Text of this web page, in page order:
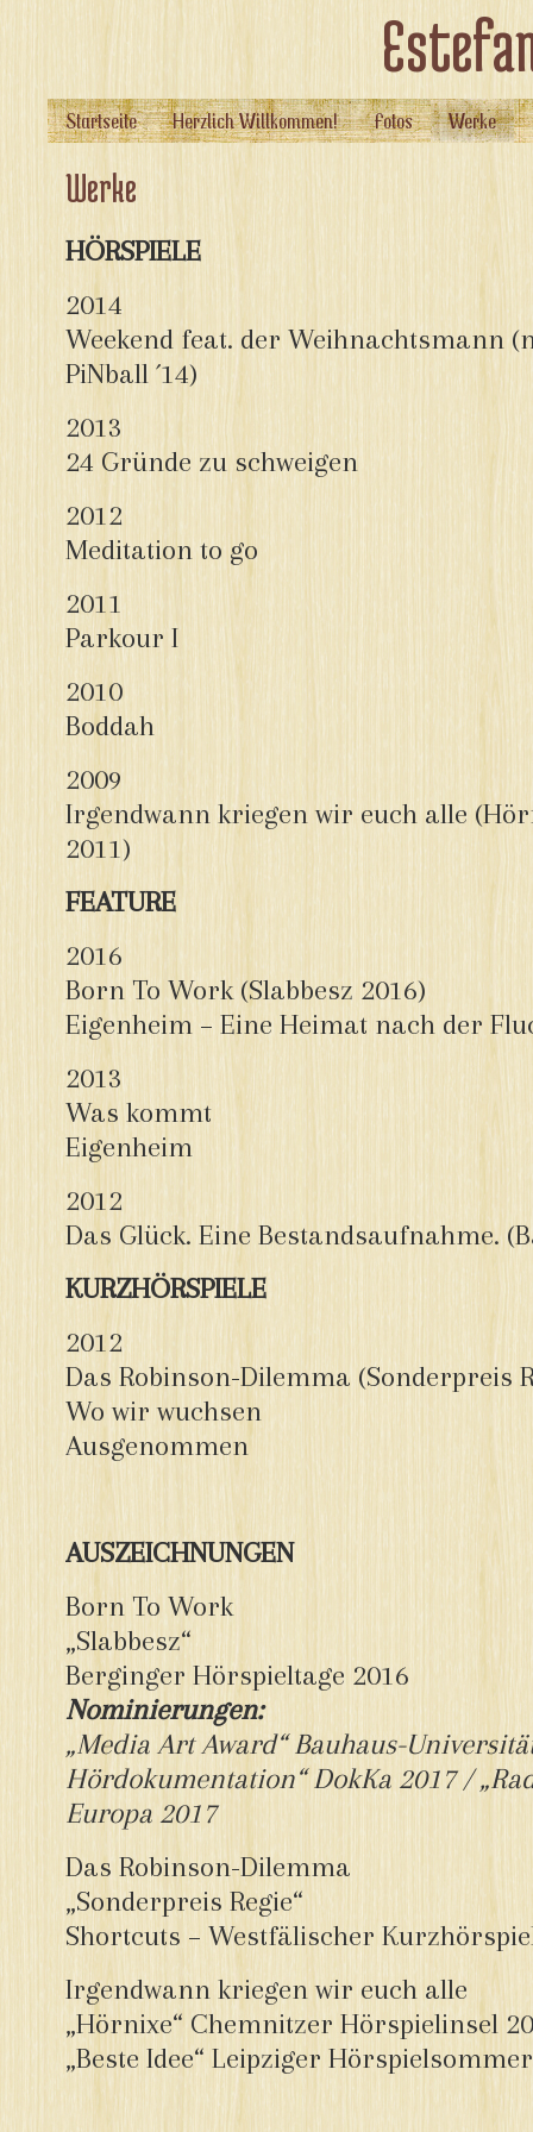
Startseite Herzlich Willkommen! Fotos Werke
Werke
HÖRSPIELE
2014
Weekend feat. der Weihnachtsmann
PiNball ´14)
2013
24 Gründe zu schweigen
2012
Meditation to go
2011
Parkour I
2010
Boddah
2009
Irgendwann kriegen wir euch alle
2011)
FEATURE
2016
Born To Work (Slabbesz 2016)
Eigenheim – Eine Heimat nach der
2013
Was kommt
Eigenheim
2012
Das Glück. Eine Bestandsaufnahme.
KURZHÖRSPIELE
2012
Das Robinson-Dilemma (Sonderpreis
Wo wir wuchsen
Ausgenommen
AUSZEICHNUNGEN
Born To Work
„Slabbesz“
Berginger Hörspieltage 2016
Nominierungen:
„Media Art Award“ Bauhaus-
Hördokumentation“ DokKa 2017 /
Europa 2017
Das Robinson-Dilemma
„Sonderpreis Regie“
Shortcuts – Westfälischer
Irgendwann kriegen wir euch alle
„Hörnixe“ Chemnitzer Hörspielinsel
„Beste Idee“ Leipziger